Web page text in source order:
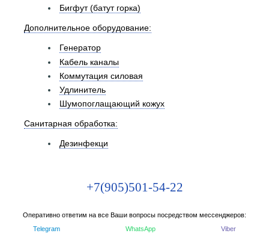
Бигфут (батут горка)
Дополнительное оборудование:
Генератор
Кабель каналы
Коммутация силовая
Удлинитель
Шумопоглащающий кожух
Санитарная обработка:
Дезинфекци
+7(905)501-54-22
Оперативно ответим на все Ваши вопросы посредством мессенджеров:
Telegram
WhatsApp Viber